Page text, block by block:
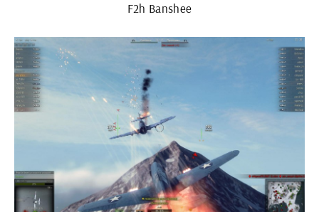
F2h Banshee